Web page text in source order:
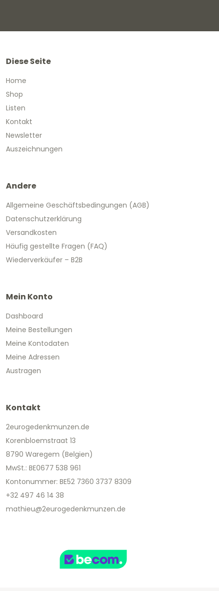
Diese Seite
Home
Shop
Listen
Kontakt
Newsletter
Auszeichnungen
Andere
Allgemeine Geschäftsbedingungen (AGB)
Datenschutzerklärung
Versandkosten
Häufig gestellte Fragen (FAQ)
Wiederverkäufer – B2B
Mein Konto
Dashboard
Meine Bestellungen
Meine Kontodaten
Meine Adressen
Austragen
Kontakt
2eurogedenkmunzen.de
Korenbloemstraat 13
8790 Waregem (Belgien)
MwSt.: BE0677 538 961
Kontonummer: BE52 7360 3737 8309
+32 497 46 14 38
mathieu@2eurogedenkmunzen.de